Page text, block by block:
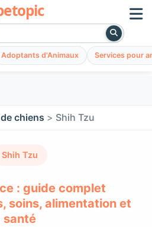
Adoptants d'Animaux Services pour
chiens Shih Tzu
Shih Tzu
: guide complet
soins, alimentation et
santé